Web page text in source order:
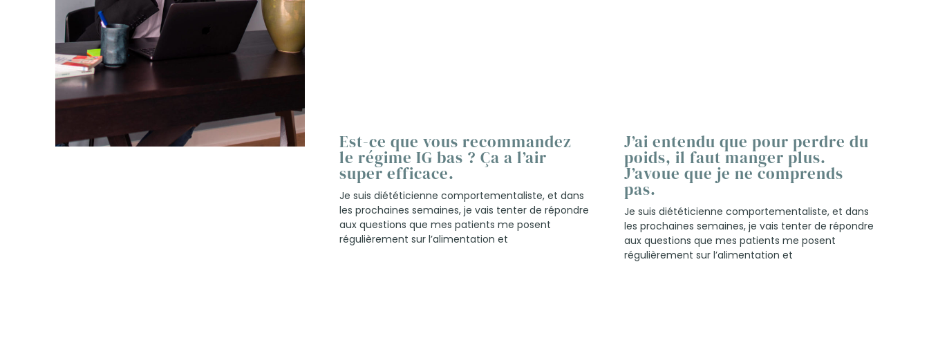
Est-ce que vous recommandez
le régime IG bas ? Ça a l’air
super efficace.
Je suis diététicienne comportementaliste, et dans
les prochaines semaines, je vais tenter de répondre
aux questions que mes patients me posent
régulièrement sur l’alimentation et
J’ai entendu que pour perdre du
poids, il faut manger plus.
J’avoue que je ne comprends
pas.
Je suis diététicienne comportementaliste, et dans
les prochaines semaines, je vais tenter de répondre
aux questions que mes patients me posent
régulièrement sur l’alimentation et